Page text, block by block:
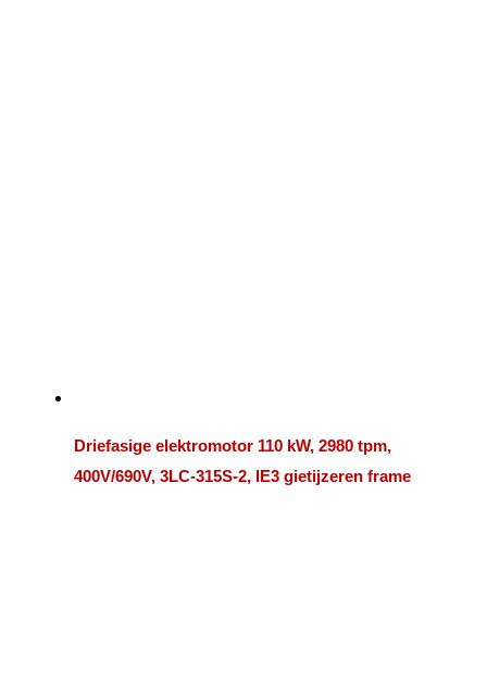
Driefasige elektromotor 110 kW, 2980 tpm,
400V/690V, 3LC-315S-2, IE3 gietijzeren frame